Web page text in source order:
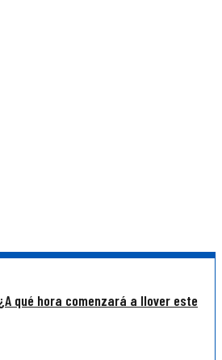
qué hora comenzará a llover este